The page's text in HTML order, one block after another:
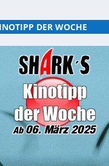
DER WOCHE